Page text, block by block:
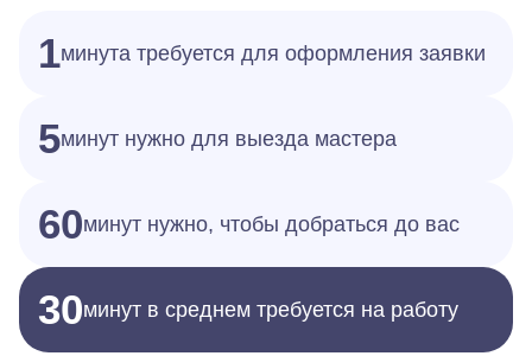
1минута требуется для оформления заявки
5минут нужно для выезда мастера
60минут нужно, чтобы добраться до вас
30минут в среднем требуется на работу